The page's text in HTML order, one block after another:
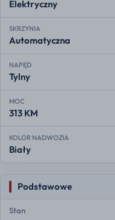
Elektryczny
SKRZYNIA
Automatyczna
NAPĘD
Tylny
MOC
313 KM
KOLOR NADWOZIA
Biały
Podstawowe
Stan